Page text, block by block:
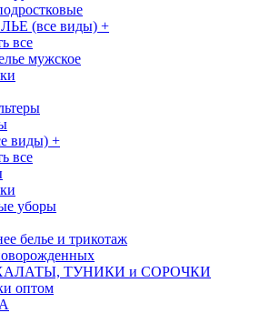
(все виды) +
все
мужское
виды) +
все
уборы
белье и трикотаж
ТУНИКИ и СОРОЧКИ
оптом